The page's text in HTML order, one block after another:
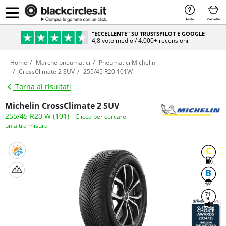
Aiuto Carrello
"ECCELLENTE" SU TRUSTSPILOT E GOOGLE
4,8 voto medio / 4.000+ recensioni
Home Marche pneumatici
Pneumatici Michelin
CrossClimate 2 SUV
255/45 R20 101W
Torna ai risultati
Michelin CrossClimate 2 SUV
255/45 R20 W (101)
Clicca per cercare
un'altra misura
C
B
71
B